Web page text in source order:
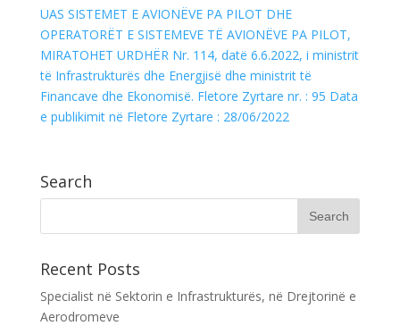
UAS SISTEMET E AVIONËVE PA PILOT DHE
OPERATORËT E SISTEMEVE TË AVIONËVE PA PILOT,
MIRATOHET URDHËR Nr. 114, datë 6.6.2022, i ministrit
të Infrastrukturës dhe Energjisë dhe ministrit të
Financave dhe Ekonomisë. Fletore Zyrtare nr. : 95 Data
e publikimit në Fletore Zyrtare : 28/06/2022
Search
Recent Posts
Specialist në Sektorin e Infrastrukturës, në Drejtorinë e
Aerodromeve